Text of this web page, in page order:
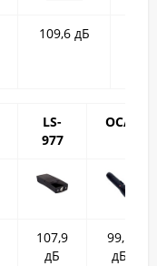
109,6 дБ
LS-
977
ОСА
107,9
дБ
99,1
дБ